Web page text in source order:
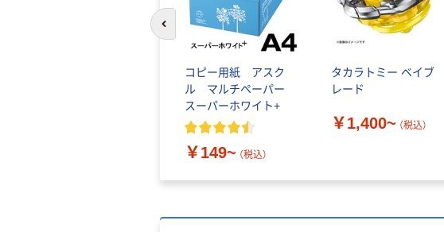
コピー用紙 アスク
ル マルチペーパー
スーパーホワイト+
￥149~ （税込）
タカラトミー ベイブ
レード
￥1,400~ （税込）
前のスライドへ